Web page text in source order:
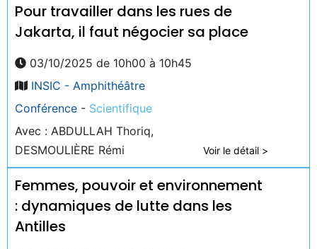
Pour travailler dans les rues de
Jakarta, il faut négocier sa place
03/10/2025 de 10h00 à 10h45
INSIC - Amphithéâtre
Conférence - Scientifique
Avec : ABDULLAH Thoriq,
DESMOULIÈRE Rémi
Voir le détail >
Femmes, pouvoir et environnement
: dynamiques de lutte dans les
Antilles